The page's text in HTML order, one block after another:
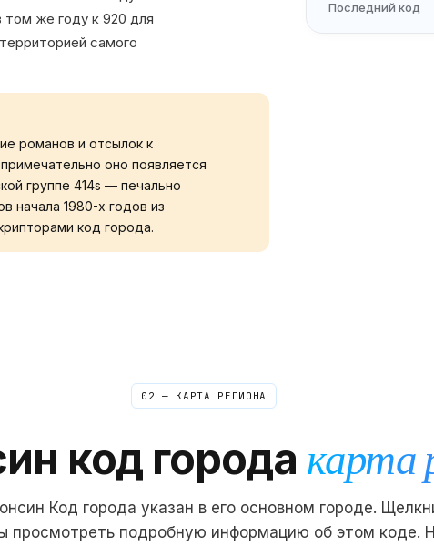
том же году к 920 для
самого
романов и отсылок к
оно появляется
группе 414s — печально
начала 1980-х годов из
код города.
Последний код
02 — КАРТА РЕГИОНА
код города карта
Код города указан в его основном городе.
просмотреть подробную информацию об этом коде.